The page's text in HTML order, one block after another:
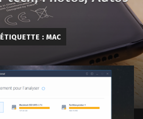
cloriou.fr
ÉTIQUETTE : MAC